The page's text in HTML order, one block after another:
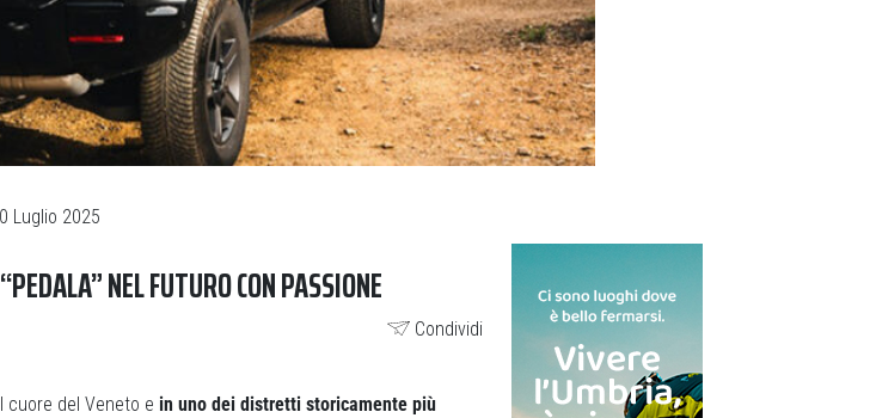
Luglio 2025
NEL FUTURO CON PASSIONE
Condividi
cuore del Veneto e in uno dei distretti storicamente più